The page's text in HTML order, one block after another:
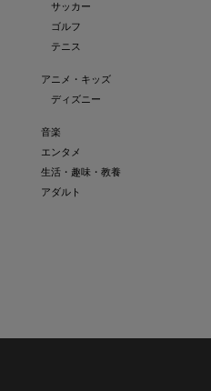
サッカー
ゴルフ
テニス
アニメ・キッズ
ディズニー
音楽
エンタメ
生活・趣味・教養
アダルト